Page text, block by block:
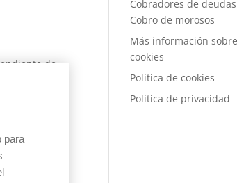
de
de un
los
en efectivo
Cobradores de
Cobro de morosos
Más información
cookies
Política de cookies
Política de privacidad
para